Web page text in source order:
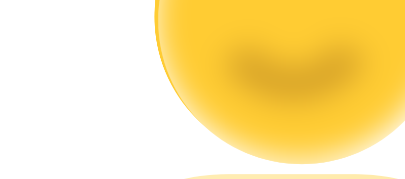
Big data-analys inklusive handelsinformation, etc.